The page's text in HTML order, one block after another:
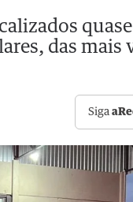
das mais
Siga